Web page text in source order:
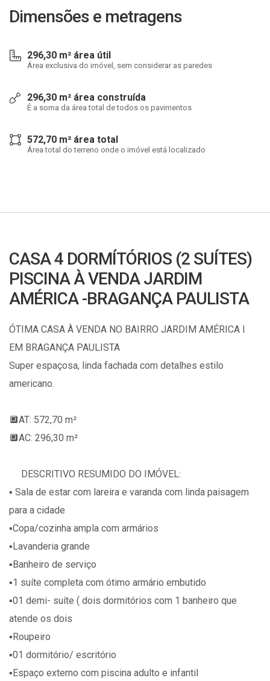
Dimensões e metragens
296,30 m² área útil
Área exclusiva do imóvel, sem considerar as paredes
296,30 m² área construída
É a soma da área total de todos os pavimentos
572,70 m² área total
Área total do terreno onde o imóvel está localizado
CASA 4 DORMÍTÓRIOS (2 SUÍTES)
PISCINA À VENDA JARDIM
AMÉRICA -BRAGANÇA PAULISTA
ÓTIMA CASA À VENDA NO BAIRRO JARDIM AMÉRICA I
EM BRAGANÇA PAULISTA
Super espaçosa, linda fachada com detalhes estilo
americano.
🔲AT: 572,70 m²
🔲AC: 296,30 m²
DESCRITIVO RESUMIDO DO IMÓVEL:
▪️ Sala de estar com lareira e varanda com linda paisagem
para a cidade
▪️Copa/cozinha ampla com armários
▪️Lavanderia grande
▪️Banheiro de serviço
▪️1 suíte completa com ótimo armário embutido
▪️01 demi- suíte ( dois dormitórios com 1 banheiro que
atende os dois
▪️Roupeiro
▪️01 dormitório/ escritório
▪️Espaço externo com piscina adulto e infantil